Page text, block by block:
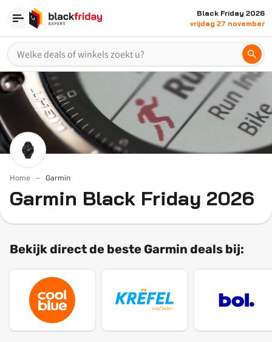
Black Friday 2026
vrijdag 27 november
Home Garmin
Garmin Black Friday 2026
Bekijk direct de beste Garmin deals bij: